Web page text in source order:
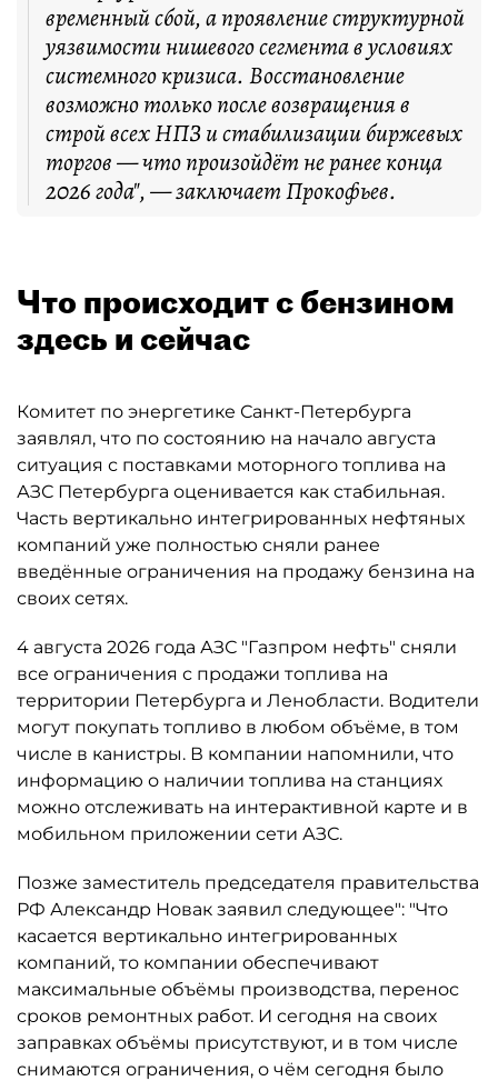
временный сбой, а проявление структурной
уязвимости нишевого сегмента в условиях
системного кризиса. Восстановление
возможно только после возвращения в
строй всех НПЗ и стабилизации биржевых
торгов — что произойдёт не ранее конца
2026 года", — заключает Прокофьев.
Что происходит с бензином
здесь и сейчас
Комитет по энергетике Санкт-Петербурга
заявлял, что по состоянию на начало августа
ситуация с поставками моторного топлива на
АЗС Петербурга оценивается как стабильная.
Часть вертикально интегрированных нефтяных
компаний уже полностью сняли ранее
введённые ограничения на продажу бензина на
своих сетях.
4 августа 2026 года АЗС "Газпром нефть" сняли
все ограничения с продажи топлива на
территории Петербурга и Ленобласти. Водители
могут покупать топливо в любом объёме, в том
числе в канистры. В компании напомнили, что
информацию о наличии топлива на станциях
можно отслеживать на интерактивной карте и в
мобильном приложении сети АЗС.
Позже заместитель председателя правительства
РФ Александр Новак заявил следующее": "Что
касается вертикально интегрированных
компаний, то компании обеспечивают
максимальные объёмы производства, перенос
сроков ремонтных работ. И сегодня на своих
заправках объёмы присутствуют, и в том числе
снимаются ограничения, о чём сегодня было